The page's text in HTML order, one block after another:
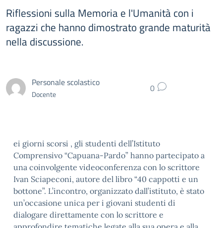
Riflessioni sulla Memoria e l'Umanità con i
ragazzi che hanno dimostrato grande maturità
nella discussione.
Personale scolastico
Docente 0
ei giorni scorsi , gli studenti dell’Istituto
Comprensivo “Capuana-Pardo” hanno partecipato a
una coinvolgente videoconferenza con lo scrittore
Ivan Sciapeconi, autore del libro “40 cappotti e un
bottone”. L’incontro, organizzato dall’istituto, è stato
un’occasione unica per i giovani studenti di
dialogare direttamente con lo scrittore e